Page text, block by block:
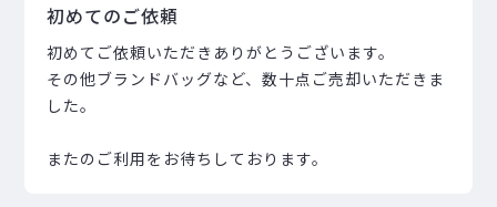
初めてのご依頼
初めてご依頼いただきありがとうございます。
その他ブランドバッグなど、数十点ご売却いただきま
した。
またのご利用をお待ちしております。